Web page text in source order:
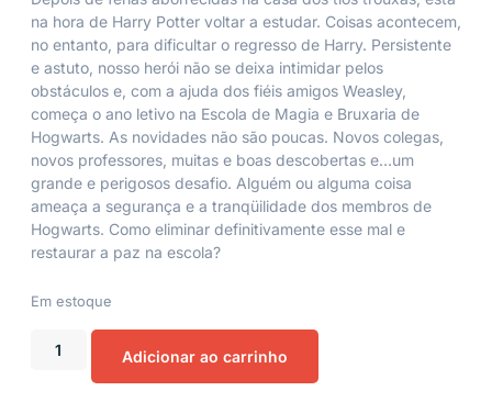
na hora de Harry Potter voltar a estudar. Coisas acontecem,
no entanto, para dificultar o regresso de Harry. Persistente
e astuto, nosso herói não se deixa intimidar pelos
obstáculos e, com a ajuda dos fiéis amigos Weasley,
começa o ano letivo na Escola de Magia e Bruxaria de
Hogwarts. As novidades não são poucas. Novos colegas,
novos professores, muitas e boas descobertas e…um
grande e perigosos desafio. Alguém ou alguma coisa
ameaça a segurança e a tranqüilidade dos membros de
Hogwarts. Como eliminar definitivamente esse mal e
restaurar a paz na escola?
Em estoque
Adicionar ao carrinho